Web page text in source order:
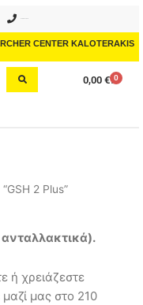
CENTER KALOTERAKIS
0,00 € 0
Cart
2 Plus”
ανταλλακτικά).
ή χρειάζεστε
μας στο 210